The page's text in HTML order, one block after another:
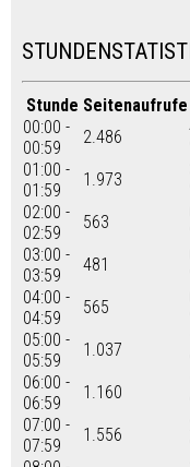
Stunde Seitenaufrufe
00:00 -
00:59
2.486
01:00 -
01:59
1.973
02:00 -
02:59
563
03:00 -
03:59
481
04:00 -
04:59
565
05:00 -
05:59
1.037
06:00 -
06:59
1.160
07:00 -
07:59
1.556